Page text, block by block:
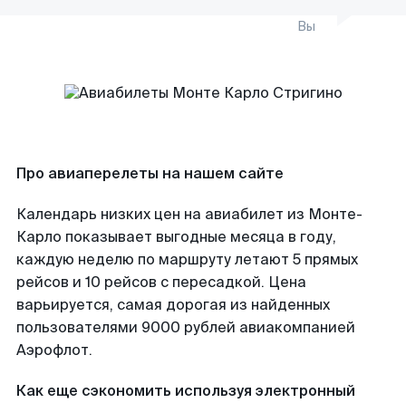
Вы
Про авиаперелеты на нашем сайте
Календарь низких цен на авиабилет из Монте-
Карло показывает выгодные месяца в году,
каждую неделю по маршруту летают 5 прямых
рейсов и 10 рейсов с пересадкой. Цена
варьируется, самая дорогая из найденных
пользователями 9000 рублей авиакомпанией
Аэрофлот.
Как еще сэкономить используя электронный